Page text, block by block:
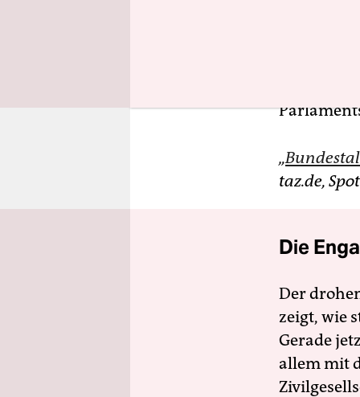
Darüber
„
taz.de,
Die
Der
zeigt, wie
Gerade
allem mit